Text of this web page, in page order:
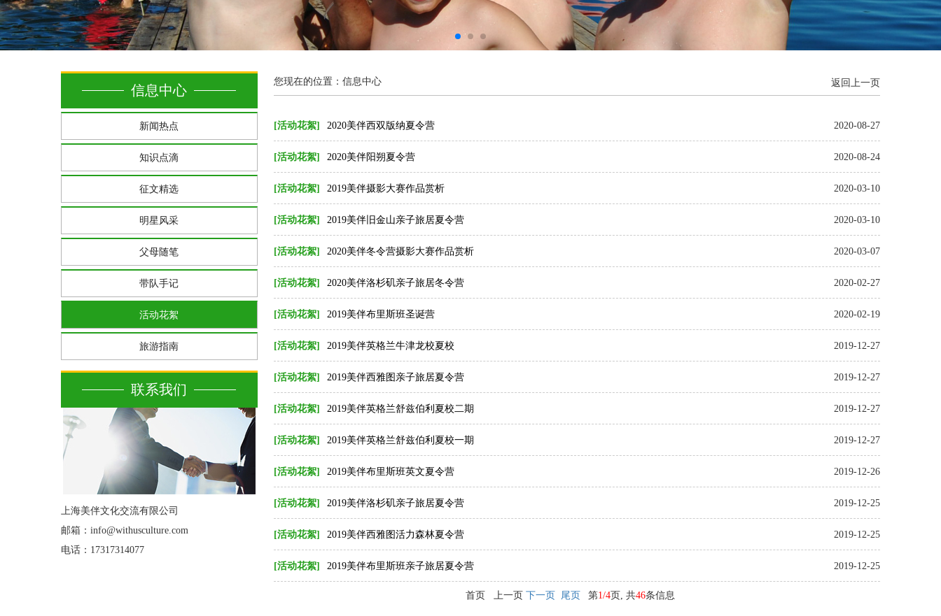
信息中心
新闻热点
知识点滴
征文精选
明星风采
父母随笔
带队手记
活动花絮
旅游指南
联系我们
上海美伴文化交流有限公司
邮箱：info@withusculture.com
电话：17317314077
您现在的位置：信息中心 返回上一页
[活动花絮] 2020美伴西双版纳夏令营 2020-08-27
[活动花絮] 2020美伴阳朔夏令营 2020-08-24
[活动花絮] 2019美伴摄影大赛作品赏析 2020-03-10
[活动花絮] 2019美伴旧金山亲子旅居夏令营 2020-03-10
[活动花絮] 2020美伴冬令营摄影大赛作品赏析 2020-03-07
[活动花絮] 2020美伴洛杉矶亲子旅居冬令营 2020-02-27
[活动花絮] 2019美伴布里斯班圣诞营 2020-02-19
[活动花絮] 2019美伴英格兰牛津龙校夏校 2019-12-27
[活动花絮] 2019美伴西雅图亲子旅居夏令营 2019-12-27
[活动花絮] 2019美伴英格兰舒兹伯利夏校二期 2019-12-27
[活动花絮] 2019美伴英格兰舒兹伯利夏校一期 2019-12-27
[活动花絮] 2019美伴布里斯班英文夏令营 2019-12-26
[活动花絮] 2019美伴洛杉矶亲子旅居夏令营 2019-12-25
[活动花絮] 2019美伴西雅图活力森林夏令营 2019-12-25
[活动花絮] 2019美伴布里斯班亲子旅居夏令营 2019-12-25
首页 上一页 下一页 尾页 第1/4页, 共46条信息